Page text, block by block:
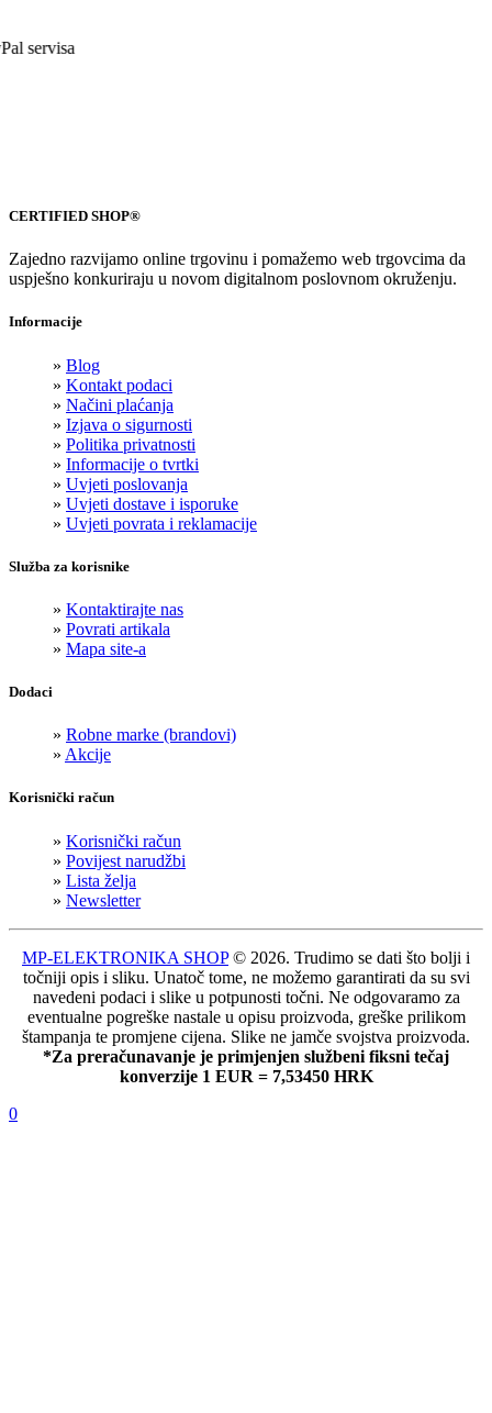
CERTIFIED SHOP®
Zajedno razvijamo online trgovinu i pomažemo web trgovcima da
uspješno konkuriraju u novom digitalnom poslovnom okruženju.
Informacije
» Blog
» Kontakt podaci
» Načini plaćanja
» Izjava o sigurnosti
» Politika privatnosti
» Informacije o tvrtki
» Uvjeti poslovanja
» Uvjeti dostave i isporuke
» Uvjeti povrata i reklamacije
Služba za korisnike
» Kontaktirajte nas
» Povrati artikala
» Mapa site-a
Dodaci
» Robne marke (brandovi)
» Akcije
Korisnički račun
» Korisnički račun
» Povijest narudžbi
» Lista želja
» Newsletter
MP-ELEKTRONIKA SHOP© 2026. Trudimo se dati što bolji i
točniji opis i sliku. Unatoč tome, ne možemo garantirati da su svi
navedeni podaci i slike u potpunosti točni. Ne odgovaramo za
eventualne pogreške nastale u opisu proizvoda, greške prilikom
štampanja te promjene cijena. Slike ne jamče svojstva proizvoda.
*Za preračunavanje je primjenjen službeni fiksni tečaj
konverzije 1 EUR = 7,53450 HRK
0